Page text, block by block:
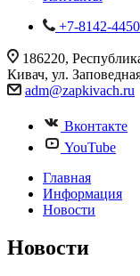
+7-8142-
186220,
Кивач, ул.
adm@zapkivach.ru
Вконтакте
YouTube
Главная
Информация
Новости
Новости